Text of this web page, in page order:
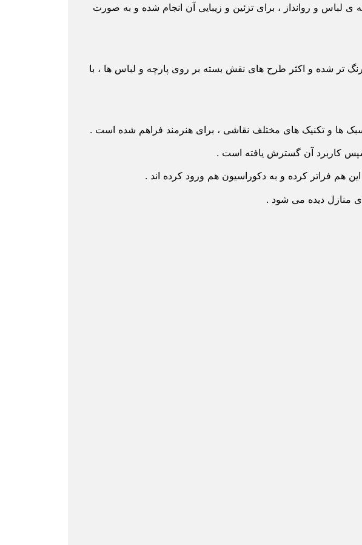
لباس و روانداز ، برای تزئین و زیبایی آن انجام شده و به صورت
تر شده و اکثر طرح های نقش بسته بر روی پارچه و لباس ها ، با
ها و تکنیک های مختلف نقاشی ، برای هنرمند فراهم شده است .
سپس کاربرد آن گسترش یافته است .
هم فراتر کرده و به دکوراسیون هم ورود کرده اند .
منازل دیده می شود .